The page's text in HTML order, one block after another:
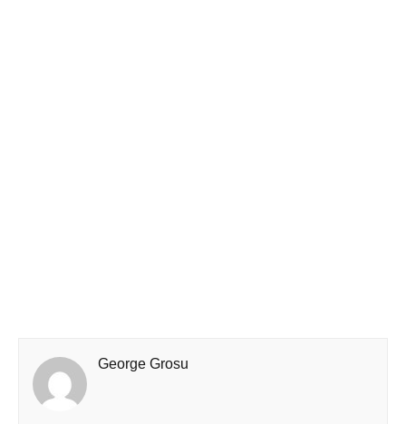
George Grosu